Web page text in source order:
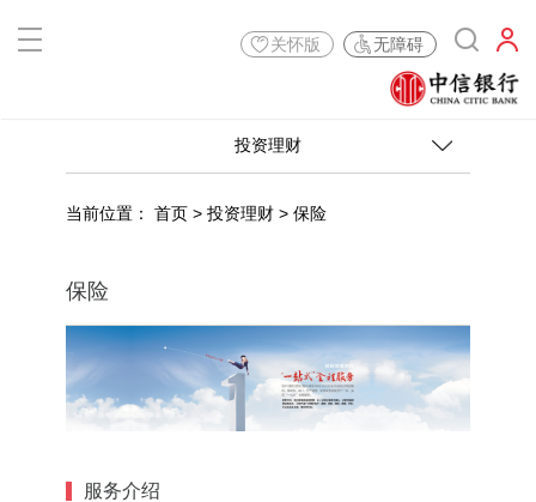
无障碍
关怀版
投资理财
当前位置：首页 >投资理财 >保险
保险
服务介绍